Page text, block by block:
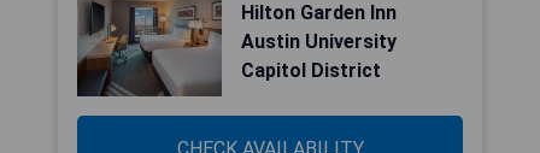
Hilton Garden Inn
Austin University
Capitol District